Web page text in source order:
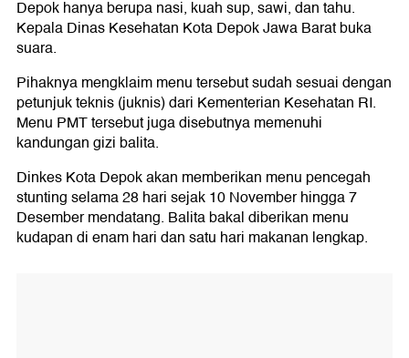
Depok hanya berupa nasi, kuah sup, sawi, dan tahu.
Kepala Dinas Kesehatan Kota Depok Jawa Barat buka
suara.
Pihaknya mengklaim menu tersebut sudah sesuai dengan
petunjuk teknis (juknis) dari Kementerian Kesehatan RI.
Menu PMT tersebut juga disebutnya memenuhi
kandungan gizi balita.
Dinkes Kota Depok akan memberikan menu pencegah
stunting selama 28 hari sejak 10 November hingga 7
Desember mendatang. Balita bakal diberikan menu
kudapan di enam hari dan satu hari makanan lengkap.